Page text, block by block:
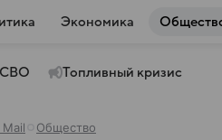
Экономика
СВО Топливный кризис
Общество